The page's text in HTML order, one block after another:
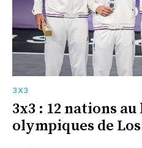
3X3
3x3 : 12 nations au
olympiques de